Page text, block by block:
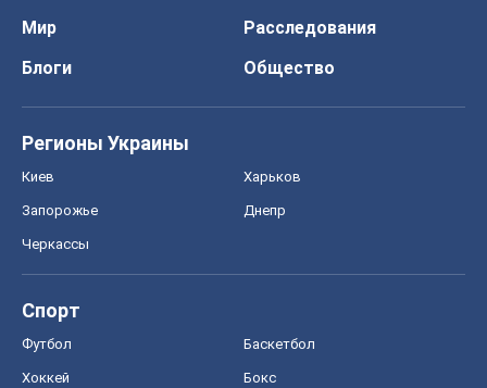
Мир
Расследования
Блоги
Общество
Регионы Украины
Киев Харьков
Запорожье Днепр
Черкассы
Спорт
Футбол Баскетбол
Хоккей Бокс